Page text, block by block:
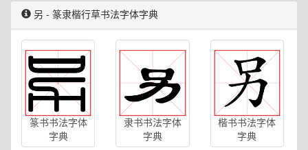
另 - 篆隶楷行草书法字体字典
篆书书法字体
字典
隶书书法字体
字典
楷书书法字体
字典